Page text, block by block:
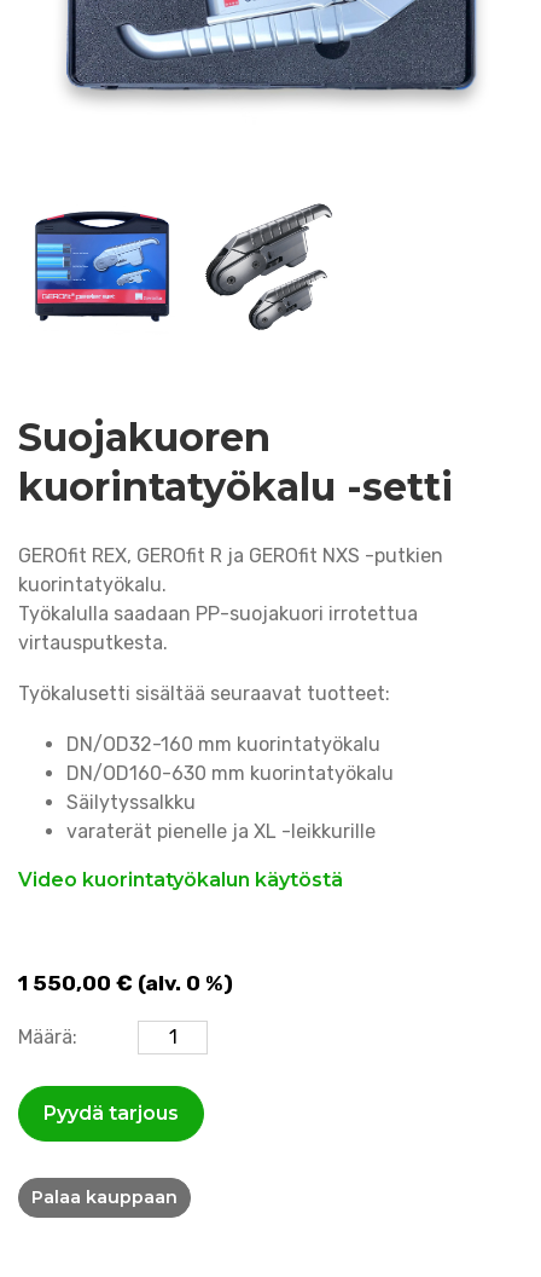
Suojakuoren
kuorintatyökalu -setti
GEROfit REX, GEROfit R ja GEROfit NXS -putkien
kuorintatyökalu.
Työkalulla saadaan PP-suojakuori irrotettua
virtausputkesta.
Työkalusetti sisältää seuraavat tuotteet:
DN/OD32-160 mm kuorintatyökalu
DN/OD160-630 mm kuorintatyökalu
Säilytyssalkku
varaterät pienelle ja XL -leikkurille
Video kuorintatyökalun käytöstä
1 550,00 € (alv. 0 %)
Suojakuoren
kuorintatyökalu
-setti
määrä
Määrä:
Pyydä tarjous
Palaa kauppaan